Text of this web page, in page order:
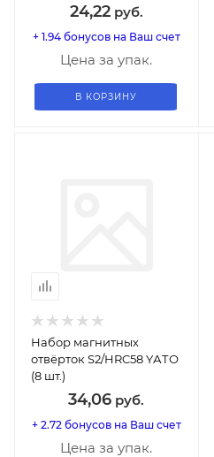
24,22руб.
+ 1.94 бонусов на Ваш счет
Цена за упак.
В КОРЗИНУ
Набор магнитных
отвёрток S2/HRC58 YАТО
(8 шт.)
34,06 руб.
+ 2.72 бонусов на Ваш счет
Цена за упак.